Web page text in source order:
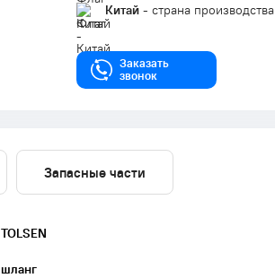
Китай - страна производства
Заказать
звонок
Запасные части
TOLSEN
шланг